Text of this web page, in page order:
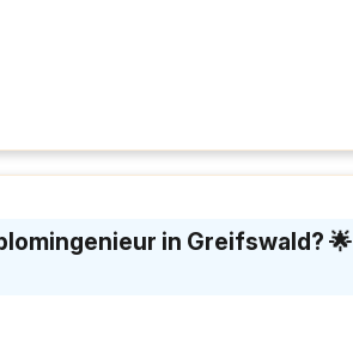
in Greifswald? 🌟